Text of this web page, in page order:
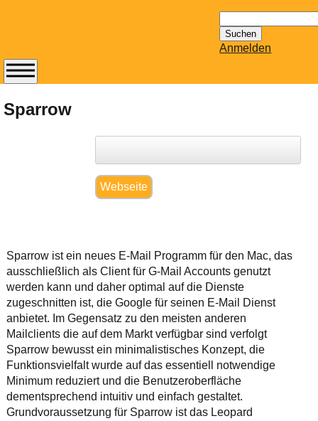
nach:
Anmelden
Sparrow
Webseite
Sparrow ist ein neues E-Mail Programm für den Mac, das
ausschließlich als Client für G-Mail Accounts genutzt
werden kann und daher optimal auf die Dienste
zugeschnitten ist, die Google für seinen E-Mail Dienst
anbietet. Im Gegensatz zu den meisten anderen
Mailclients die auf dem Markt verfügbar sind verfolgt
Sparrow bewusst ein minimalistisches Konzept, die
Funktionsvielfalt wurde auf das essentiell notwendige
Minimum reduziert und die Benutzeroberfläche
dementsprechend intuitiv und einfach gestaltet.
Grundvoraussetzung für Sparrow ist das Leopard
Abonnieren Sie den
14-tägig
Newsletter von
Der ständig aktuelle
Tipps zu Thema
Wie z.B. Outlook,
GMail, Thunderbird
oder auch
KuNoMail, usw.
Ihre E-Mail
Adresse:
E-Mail
E-Mail bestätigen